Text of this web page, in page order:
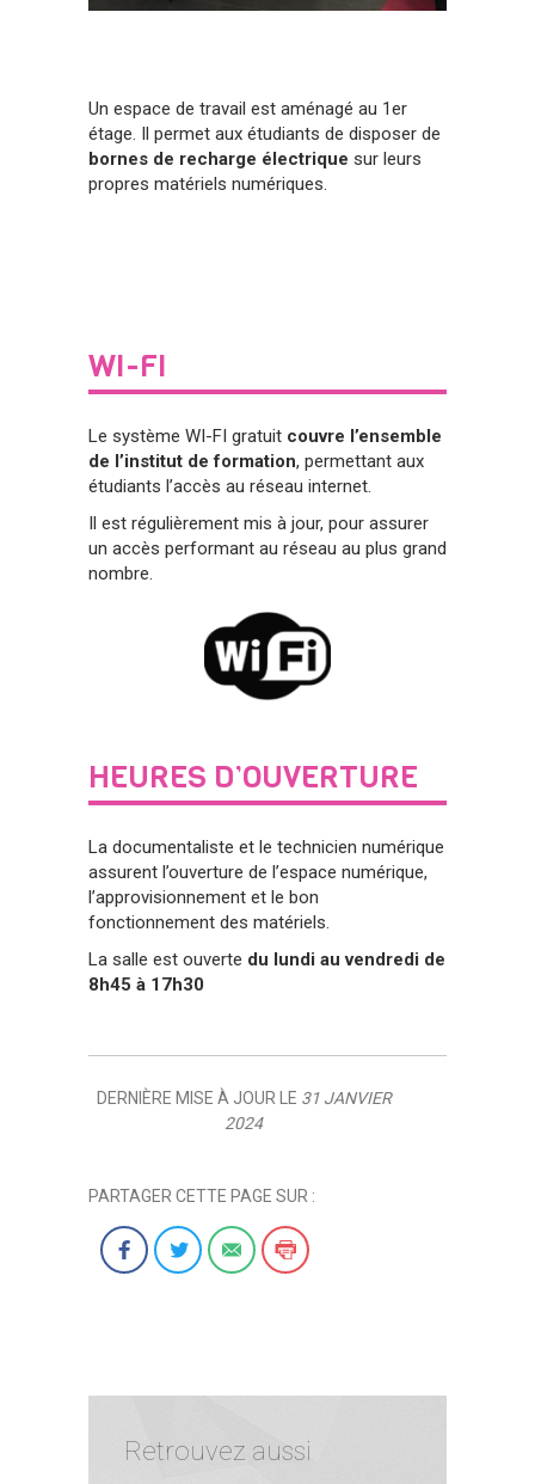
Un espace de travail est aménagé au 1er
étage. Il permet aux étudiants de disposer de
bornes de recharge électrique sur leurs
propres matériels numériques.
WI-FI
Le système WI-FI gratuit couvre l’ensemble
de l’institut de formation, permettant aux
étudiants l’accès au réseau internet.
Il est régulièrement mis à jour, pour assurer
un accès performant au réseau au plus grand
nombre.
HEURES D’OUVERTURE
La documentaliste et le technicien numérique
assurent l’ouverture de l’espace numérique,
l’approvisionnement et le bon
fonctionnement des matériels.
La salle est ouverte du lundi au vendredi de
8h45 à 17h30
DERNIÈRE MISE À JOUR LE 31 JANVIER
2024
PARTAGER CETTE PAGE SUR :
Retrouvez aussi